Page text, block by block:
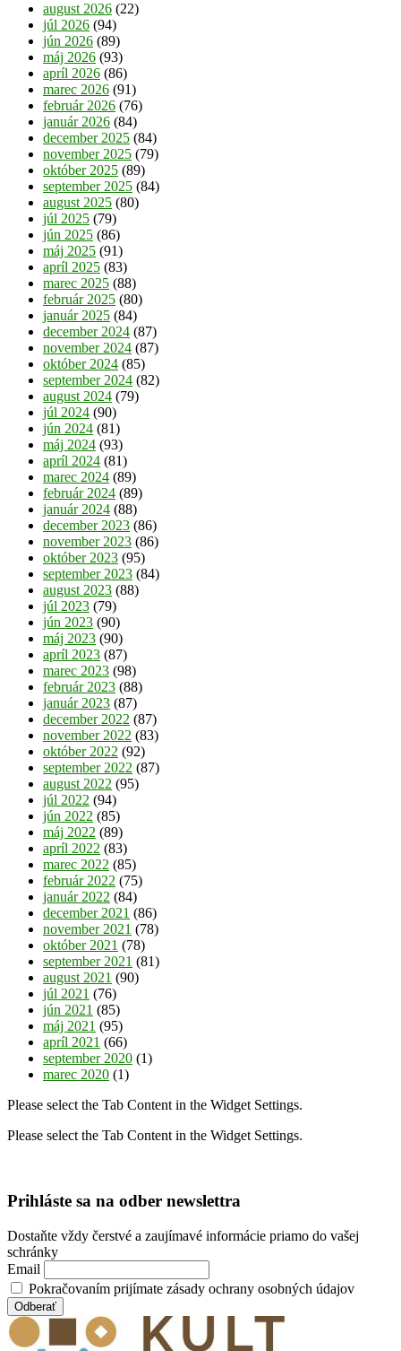
august 2026 (22)
júl 2026 (94)
jún 2026 (89)
máj 2026 (93)
apríl 2026 (86)
marec 2026 (91)
február 2026 (76)
január 2026 (84)
december 2025 (84)
november 2025 (79)
október 2025 (89)
september 2025 (84)
august 2025 (80)
júl 2025 (79)
jún 2025 (86)
máj 2025 (91)
apríl 2025 (83)
marec 2025 (88)
február 2025 (80)
január 2025 (84)
december 2024 (87)
november 2024 (87)
október 2024 (85)
september 2024 (82)
august 2024 (79)
júl 2024 (90)
jún 2024 (81)
máj 2024 (93)
apríl 2024 (81)
marec 2024 (89)
február 2024 (89)
január 2024 (88)
december 2023 (86)
november 2023 (86)
október 2023 (95)
september 2023 (84)
august 2023 (88)
júl 2023 (79)
jún 2023 (90)
máj 2023 (90)
apríl 2023 (87)
marec 2023 (98)
február 2023 (88)
január 2023 (87)
december 2022 (87)
november 2022 (83)
október 2022 (92)
september 2022 (87)
august 2022 (95)
júl 2022 (94)
jún 2022 (85)
máj 2022 (89)
apríl 2022 (83)
marec 2022 (85)
február 2022 (75)
január 2022 (84)
december 2021 (86)
november 2021 (78)
október 2021 (78)
september 2021 (81)
august 2021 (90)
júl 2021 (76)
jún 2021 (85)
máj 2021 (95)
apríl 2021 (66)
september 2020 (1)
marec 2020 (1)
Please select the Tab Content in the Widget Settings.
Please select the Tab Content in the Widget Settings.
Prihláste sa na odber newslettra
Dostaňte vždy čerstvé a zaujímavé informácie priamo do vašej
schránky
Email
Pokračovaním prijímate zásady ochrany osobných údajov